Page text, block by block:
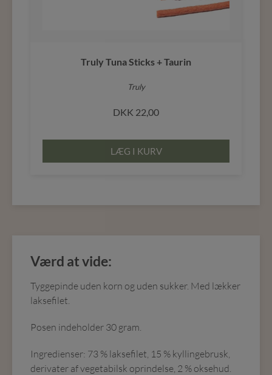
Truly Tuna Sticks + Taurin
Truly
DKK 22,00
LÆG I KURV
Værd at vide:
Tyggepinde uden korn og uden sukker. Med lækker
laksefilet.
Posen indeholder 30 gram.
Ingredienser: 73 % laksefilet, 15 % kyllingebrusk,
derivater af vegetabilsk oprindelse, 2 % oksehud.